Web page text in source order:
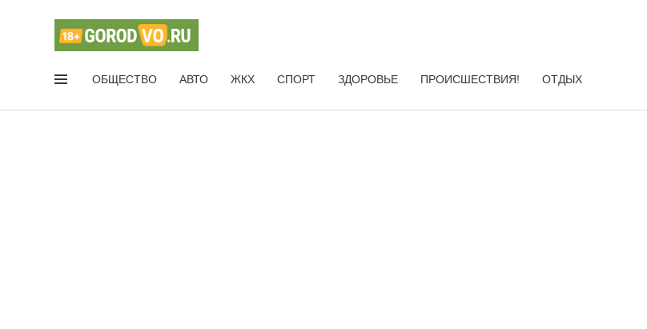
ОБЩЕСТВО АВТО ЖКХ СПОРТ ЗДОРОВЬЕ ПРОИСШЕСТВИЯ! ОТДЫХ